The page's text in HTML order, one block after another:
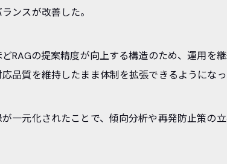
ンスが改善した。
RAGの提案精度が向上する構造のため、運用を
品質を維持したまま体制を拡張できるようになっ
一元化されたことで、傾向分析や再発防止策の